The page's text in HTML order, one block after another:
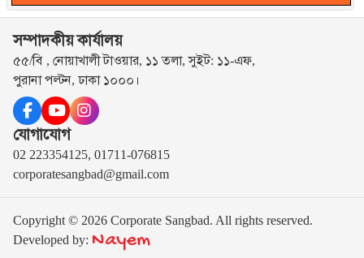
সম্পাদকীয় কার্যালয়
৫৫/বি , নোয়াখালী টাওয়ার, ১১ তলা, সুইট: ১১-এফ,
পুরানা পল্টন, ঢাকা ১০০০।
যোগাযোগ
02 223354125, 01711-076815
corporatesangbad@gmail.com
Copyright © 2026 Corporate Sangbad. All rights reserved.
Developed by: Nayem